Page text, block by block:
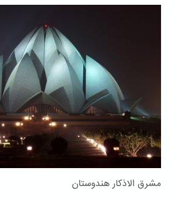
مشرق الاذکار هندوستان